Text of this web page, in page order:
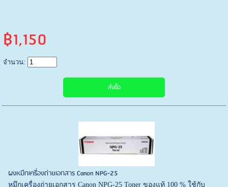
฿1,150
จำนวน:
ผงหมึกเครื่องถ่ายเอกสาร Canon NPG-25
หมึกเครื่องถ่ายเอกสาร Canon NPG-25 Toner ของแท้ 100 % ใช้กับ